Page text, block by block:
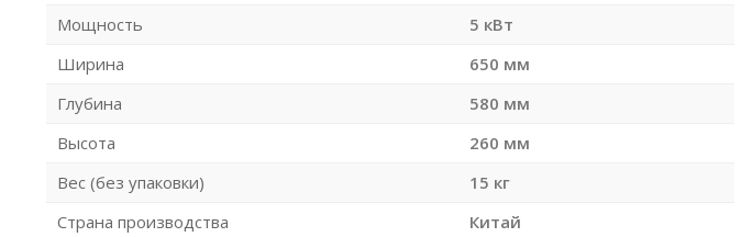
Мощность
5 кВт
Ширина
650 мм
Глубина
580 мм
Высота
260 мм
Вес (без упаковки)
15 кг
Страна производства
Китай